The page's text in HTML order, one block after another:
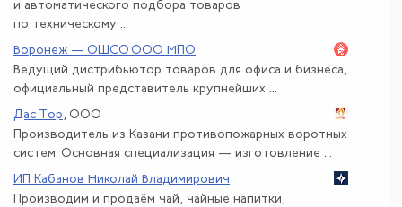
и автоматического подбора товаров
по техническому ...
Воронеж — ОШСО ООО МПО
Ведущий дистрибьютор товаров для офиса и бизнеса,
официальный представитель крупнейших ...
Дас Тор , ООО
Производитель из Казани противопожарных воротных
систем. Основная специализация — изготовление ...
ИП Кабанов Николай Владимирович
Производим и продаём чай, чайные напитки,